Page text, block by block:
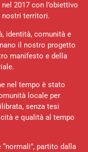
2017 con l’obiettivo
nostri territori.
identità, comunità e
il nostro progetto
manifesto e della
nel tempo è stato
locale per
senza tesi
e qualità al tempo
partito dalla